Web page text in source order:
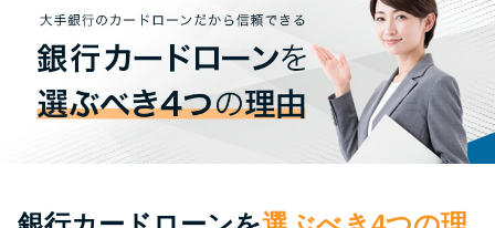
おすすめコンテンツ
総合人気ランキング
とにかくすぐ借りたい方向け
バレずに借りたい方向け